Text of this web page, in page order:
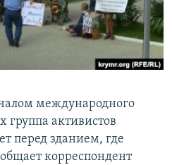
международного
активистов
перед зданием, где
корреспондент